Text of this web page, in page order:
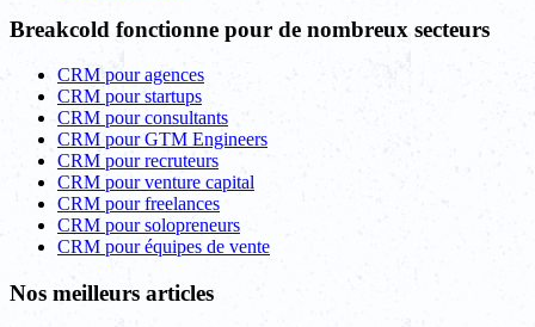
Breakcold fonctionne pour de nombreux secteurs
CRM pour agences
CRM pour startups
CRM pour consultants
CRM pour GTM Engineers
CRM pour recruteurs
CRM pour venture capital
CRM pour freelances
CRM pour solopreneurs
CRM pour équipes de vente
Nos meilleurs articles